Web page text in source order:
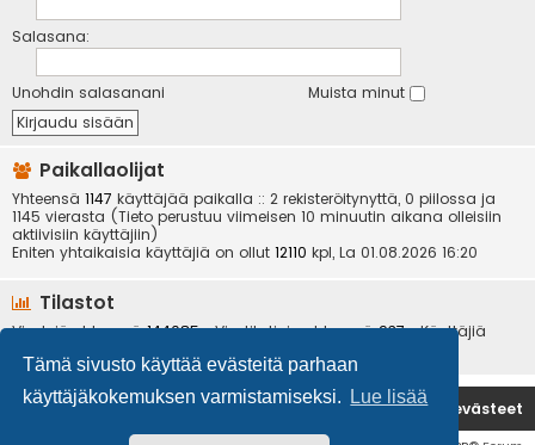
Tämä sivusto käyttää evästeitä parhaan
käyttäjäkokemuksen varmistamiseksi.
Lue lisää
Salasana:
Unohdin salasanani Muista minut
Paikallaolijat
Yhteensä 1147 käyttäjää paikalla :: 2 rekisteröitynyttä, 0 piilossa ja
1145 vierasta (Tieto perustuu viimeisen 10 minuutin aikana olleisiin
aktiivisiin käyttäjiin)
Eniten yhtaikaisia käyttäjiä on ollut 12110 kpl, La 01.08.2026 16:20
Tilastot
Viestejä yhteensä144085• Viestiketjuja yhteensä937• Käyttäjiä
Etusivu Poista evästeet